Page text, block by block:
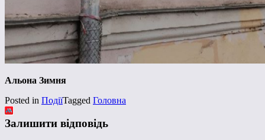
Альона Зимня
Posted in ПодіїTagged Головна
Залишити відповідь